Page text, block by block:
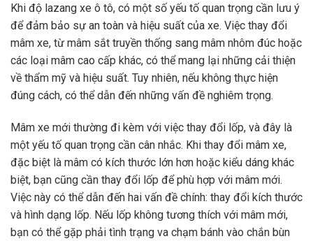
Khi độ lazang xe ô tô, có một số yếu tố quan trọng cần lưu ý
để đảm bảo sự an toàn và hiệu suất của xe. Việc thay đổi
mâm xe, từ mâm sắt truyền thống sang mâm nhôm đúc hoặc
các loại mâm cao cấp khác, có thể mang lại những cải thiện
về thẩm mỹ và hiệu suất. Tuy nhiên, nếu không thực hiện
đúng cách, có thể dẫn đến những vấn đề nghiêm trọng.
Mâm xe mới thường đi kèm với việc thay đổi lốp, và đây là
một yếu tố quan trọng cần cân nhắc. Khi thay đổi mâm xe,
đặc biệt là mâm có kích thước lớn hơn hoặc kiểu dáng khác
biệt, bạn cũng cần thay đổi lốp để phù hợp với mâm mới.
Việc này có thể dẫn đến hai vấn đề chính: thay đổi kích thước
và hình dạng lốp. Nếu lốp không tương thích với mâm mới,
bạn có thể gặp phải tình trạng va chạm bánh vào chắn bùn